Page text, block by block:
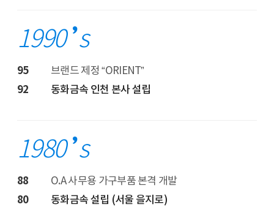
1990 s
95 브랜드 제정 “ORIENT”
92 동화금속 인천 본사 설립
1980 s
88 O.A 사무용 가구부품 본격 개발
80 동화금속 설립 (서울 을지로)